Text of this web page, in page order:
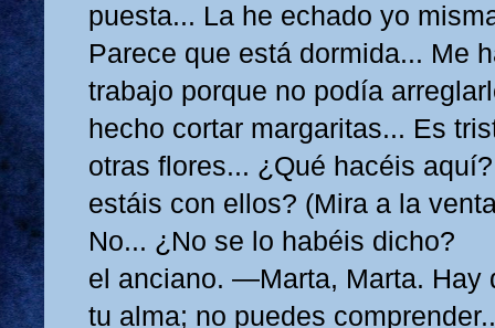
puesta... La he echado yo
Parece que está dormida... Me
trabajo porque no podía
hecho cortar margaritas... Es
otras flores... ¿Qué hacéis
estáis con ellos? (Mira a la
No... ¿No se lo habéis dicho?
el anciano. —Marta, Marta. Hay
tu alma; no puedes